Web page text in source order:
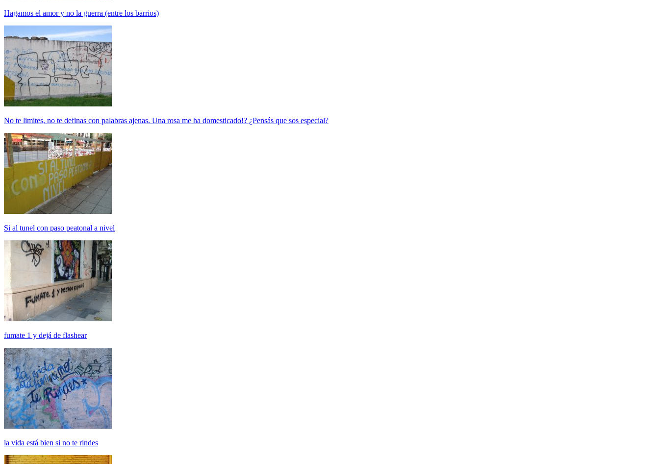
Hagamos el amor y no la guerra (entre los barrios)
No te limites, no te definas con palabras ajenas. Una rosa me ha domesticado!? ¿Pensás que sos especial?
Si al tunel con paso peatonal a nivel
fumate 1 y dejá de flashear
la vida está bien si no te rindes